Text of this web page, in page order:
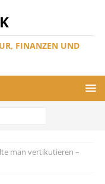
FINANZEN UND
man vertikutieren –